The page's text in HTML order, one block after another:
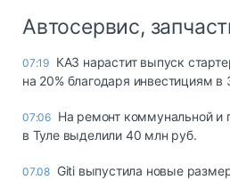
Автосервис,
07:19 КАЗ нарастит выпуск
на 20% благодаря инвестициям
07:06 На ремонт коммунальной и
в Туле выделили 40 млн руб.
07.08 Giti выпустила новые